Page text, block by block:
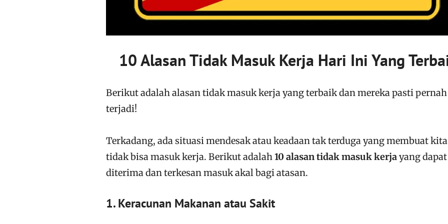
10 Alasan Tidak Masuk Kerja Hari Ini Yang
Berikut adalah alasan tidak masuk kerja yang terbaik dan mereka pasti pernah
terjadi!
Terkadang, ada situasi mendesak atau keadaan tak terduga yang membuat kita
tidak bisa masuk kerja. Berikut adalah10 alasan tidak masuk kerjayang dapat
diterima dan terkesan masuk akal bagi atasan.
1. Keracunan Makanan atau Sakit